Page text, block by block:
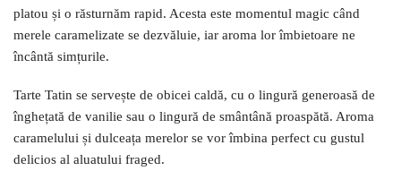
platou și o răsturnăm rapid. Acesta este momentul magic când
merele caramelizate se dezvăluie, iar aroma lor îmbietoare ne
încântă simțurile.
Tarte Tatin se servește de obicei caldă, cu o lingură generoasă de
înghețată de vanilie sau o lingură de smântână proaspătă. Aroma
caramelului și dulceața merelor se vor îmbina perfect cu gustul
delicios al aluatului fraged.